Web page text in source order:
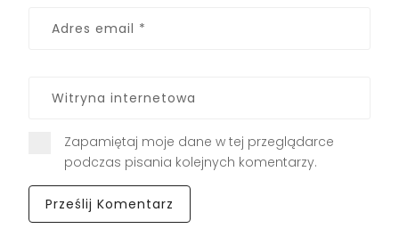
Zapamiętaj moje dane w tej przeglądarce
podczas pisania kolejnych komentarzy.